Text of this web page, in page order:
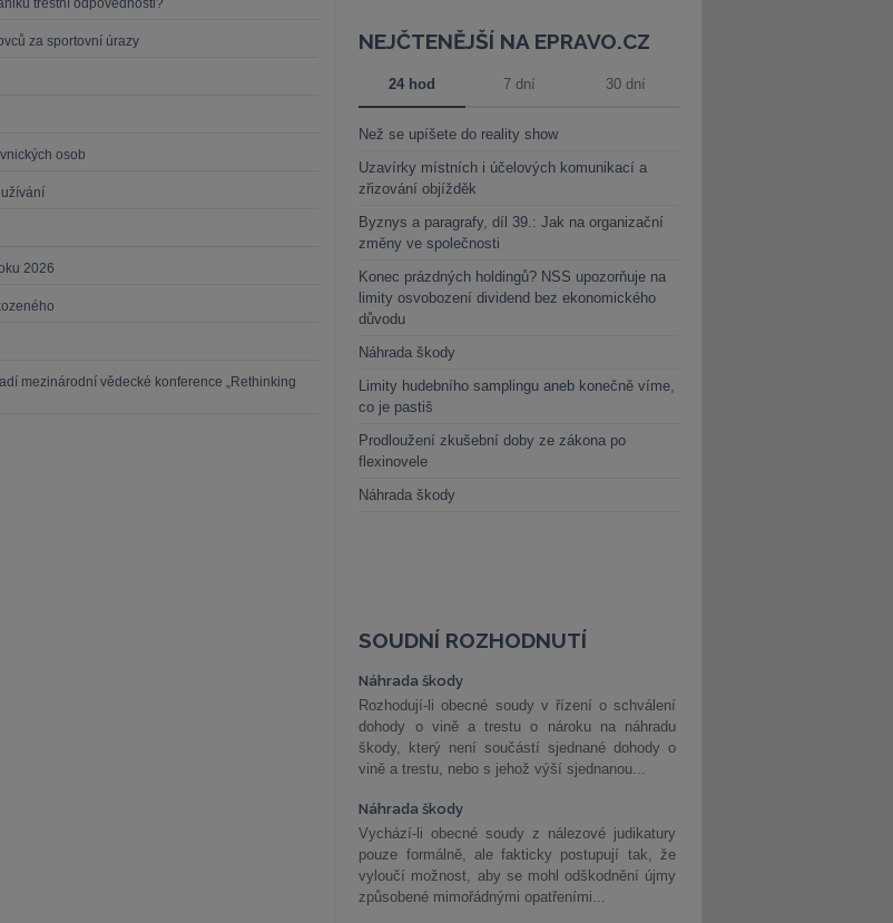
trestní odpovědnosti?
za sportovní úrazy
osob
2026
mezinárodní vědecké konference „Rethinking
NEJČTENĚJŠÍ NA EPRAVO.CZ
24 hod 7 dní 30 dní
Než se upíšete do reality show
Uzavírky místních i účelových komunikací a
zřizování objížděk
Byznys a paragrafy, díl 39.: Jak na organizační
změny ve společnosti
Konec prázdných holdingů? NSS upozorňuje na
limity osvobození dividend bez ekonomického
důvodu
Náhrada škody
Limity hudebního samplingu aneb konečně víme,
co je pastiš
Prodloužení zkušební doby ze zákona po
flexinovele
Náhrada škody
SOUDNÍ ROZHODNUTÍ
Náhrada škody
Rozhodují-li obecné soudy v řízení o schválení
dohody o vině a trestu o nároku na náhradu
škody, který není součástí sjednané dohody o
vině a trestu, nebo s jehož výší sjednanou...
Náhrada škody
Vychází-li obecné soudy z nálezové judikatury
pouze formálně, ale fakticky postupují tak, že
vyloučí možnost, aby se mohl odškodnění újmy
způsobené mimořádnými opatřeními...